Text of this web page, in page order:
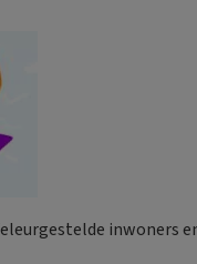
inwoners